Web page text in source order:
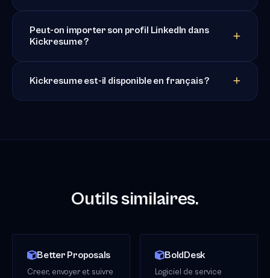
Peut-on importer son profil LinkedIn dans
Kickresume ?
Kickresume est-il disponible en français ?
Outils similaires.
Better Proposals
Creer, envoyer et suivre
BoldDesk
Logiciel de service